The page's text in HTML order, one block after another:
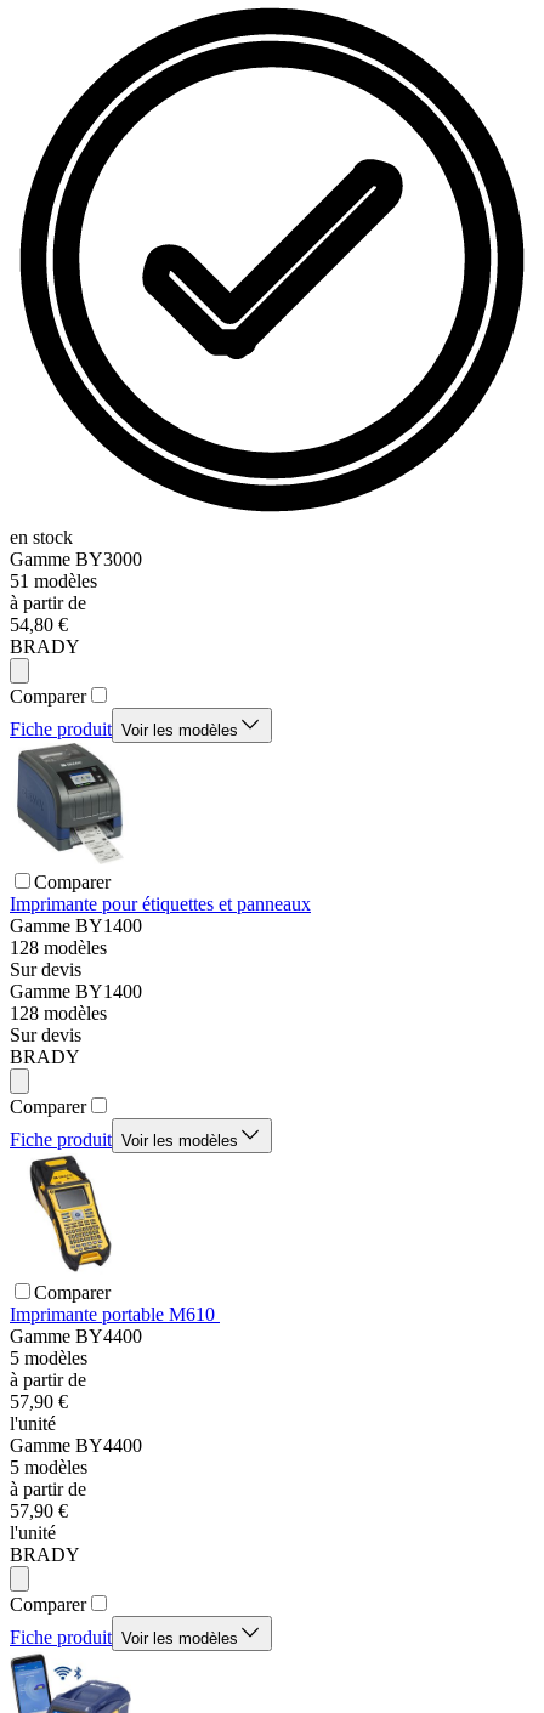
en stock
Gamme BY3000
51 modèles
à partir de
54,80 €
BRADY
Comparer
Fiche produit Voir les modèles
Comparer
Imprimante pour étiquettes et panneaux
Gamme BY1400
128 modèles
Sur devis
Gamme BY1400
128 modèles
Sur devis
BRADY
Comparer
Fiche produit Voir les modèles
Comparer
Imprimante portable M610
Gamme BY4400
5 modèles
à partir de
57,90 €
l'unité
Gamme BY4400
5 modèles
à partir de
57,90 €
l'unité
BRADY
Comparer
Fiche produit Voir les modèles